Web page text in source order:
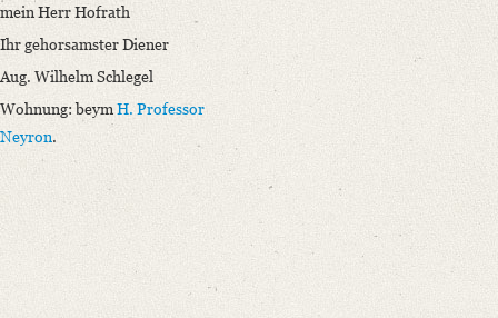
mein Herr Hofrath
Ihr gehorsamster Diener
Aug. Wilhelm Schlegel
Wohnung: beymH. Professor
Neyron.